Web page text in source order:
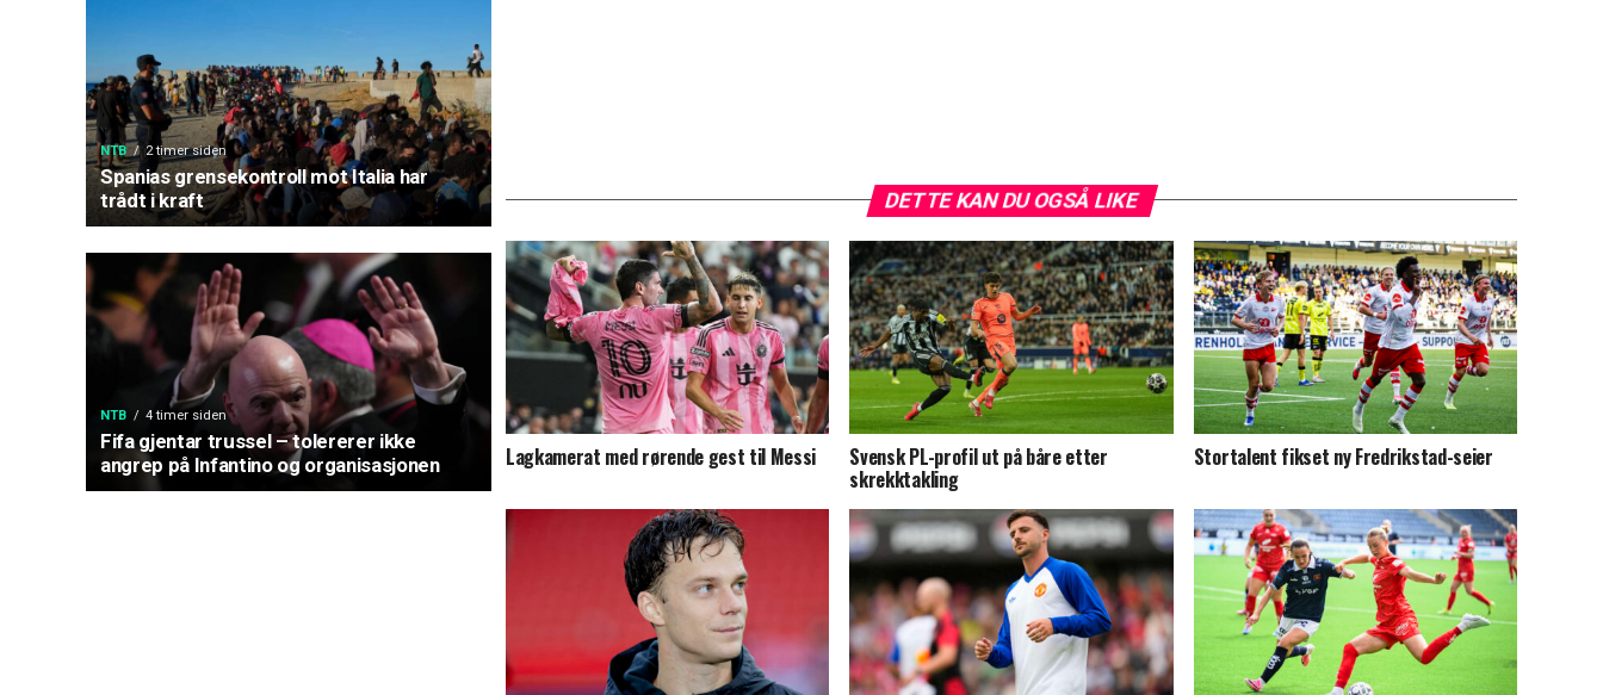
NTB 2 timer siden
Spanias grensekontroll mot Italia har
trådt i kraft
NTB 4 timer siden
Fifa gjentar trussel – tolererer ikke
angrep på Infantino og organisasjonen
DETTE KAN DU OGSÅ LIKE
Lagkamerat med rørende gest til Messi Svensk PL-profil ut på båre etter
skrekktakling
Stortalent fikset ny Fredrikstad-seier